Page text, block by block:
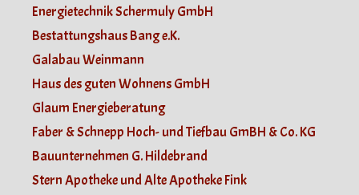
Energietechnik Schermuly GmbH
Bestattungshaus Bang e.K.
Galabau Weinmann
Haus des guten Wohnens GmbH
Glaum Energieberatung
Faber & Schnepp Hoch- und Tiefbau GmBH & Co. KG
Bauunternehmen G. Hildebrand
Stern Apotheke und Alte Apotheke Fink